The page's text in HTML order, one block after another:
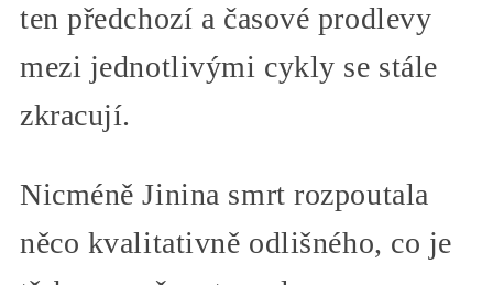
ten předchozí a časové prodlevy
mezi jednotlivými cykly se stále
zkracují.
Nicméně Jinina smrt rozpoutala
něco kvalitativně odlišného, co je